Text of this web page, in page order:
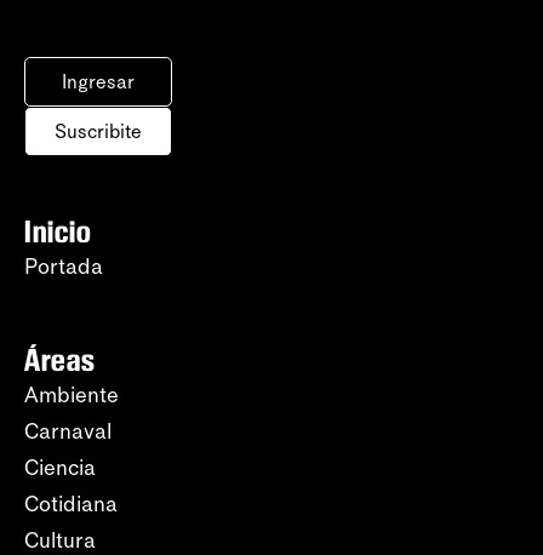
Ingresar
Suscribite
Inicio
Portada
Áreas
Ambiente
Carnaval
Ciencia
Cotidiana
Cultura